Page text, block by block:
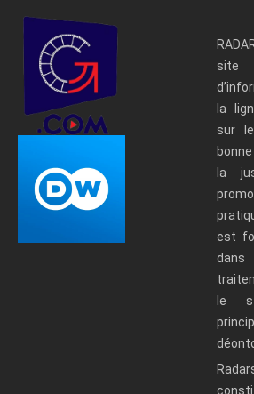
la
sur
la
est
le